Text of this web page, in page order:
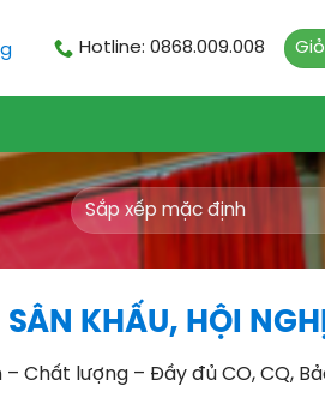
Hotline: 0868.009.008
KHẤU, HỘI NGHỊ
Chất lượng – Đầy đủ CO, CQ,